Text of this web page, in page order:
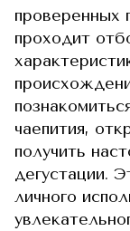
проверенных
проходит
чаепития,
получить
дегустации.
личного